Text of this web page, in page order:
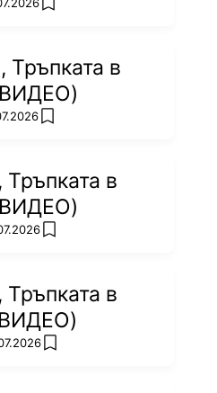
add favorites
в
add favorites
в
add favorites
в
add favorites